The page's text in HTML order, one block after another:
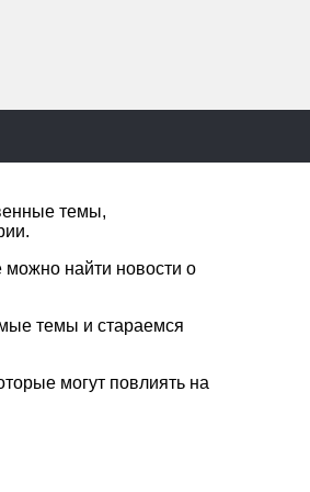
темы,
найти новости о
темы и стараемся
могут повлиять на